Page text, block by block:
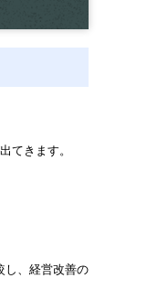
てきます。
し、経営改善の